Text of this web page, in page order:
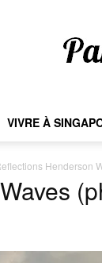
VIVRE À
Henderson